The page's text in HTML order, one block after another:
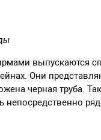
выпускаются
Они
черная труба.